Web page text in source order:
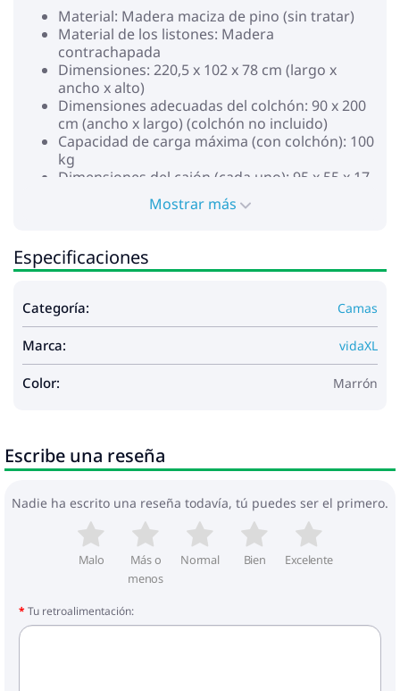
Material: Madera maciza de pino (sin tratar)
Material de los listones: Madera
contrachapada
Dimensiones: 220,5 x 102 x 78 cm (largo x
ancho x alto)
Dimensiones adecuadas del colchón: 90 x 200
cm (ancho x largo) (colchón no incluido)
Capacidad de carga máxima (con colchón): 100
kg
Dimensiones del cajón (cada uno): 95 x 55 x 17
cm (ancho x profundo x alto)
Capacidad de carga máx. (por cajón): 20 kg
Con 2 cajones debajo de la cama
Requiere montaje: Sí
Mostrar más
Especificaciones
Categoría: Camas
Marca: vidaXL
Color: Marrón
Escribe una reseña
Nadie ha escrito una reseña todavía, tú puedes ser el primero.
Malo
Más o
menos
Normal Bien Excelente
Tu retroalimentación: